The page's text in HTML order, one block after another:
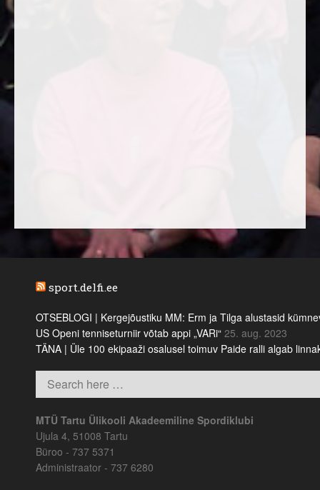
sport.delfi.ee
OTSEBLOGI | Kergejõustiku MM: Erm ja Tilga alustasid
US Openi tenniseturniir võtab appi „VARi“ 25. aug. 2023
TÄNA | Üle 100 ekipaaži osalusel toimuv Paide ralli algab
MTÜ Tartu Ülikooli Akadeemiline Spordiklubi
Ujula 4, 51008 Tartu
Büroo - 737 5371
Administraator - 737 6280